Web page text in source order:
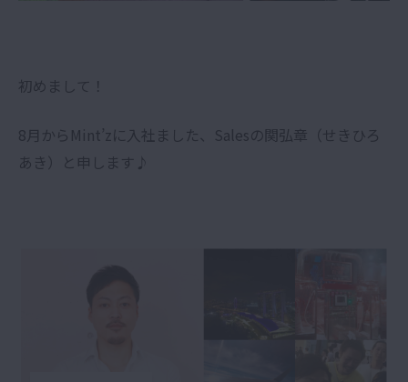
初めまして！
8月からMint’zに入社ました、Salesの関弘章（せきひろ
あき）と申します♪